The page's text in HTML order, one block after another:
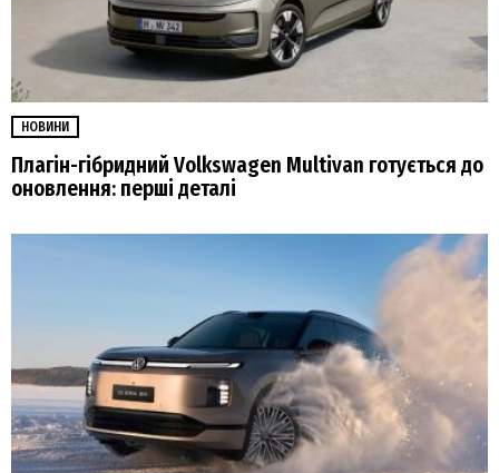
НОВИНИ
Плагін-гібридний Volkswagen Multivan готується до
оновлення: перші деталі